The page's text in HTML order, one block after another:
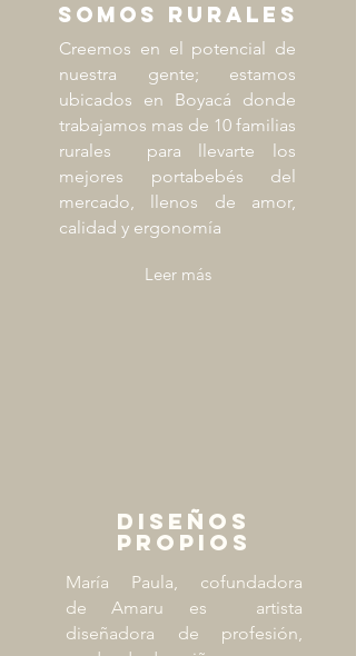
somos rurales
Creemos en el potencial de
nuestra gente; estamos
ubicados en Boyacá donde
trabajamos mas de 10 familias
rurales para llevarte los
mejores portabebés del
mercado, llenos de amor,
calidad y ergonomía
Leer más
diseños
propios
María Paula, cofundadora
deAmaru es artista
diseñadora de profesión,